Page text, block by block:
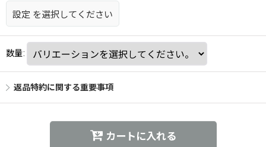
設定 を選択してください
数量:
返品特約に関する重要事項
カートに入れる